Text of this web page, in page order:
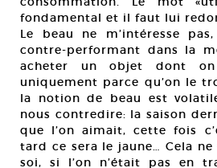
fondamental et il faut lui
Le beau ne m’intéresse
contre-performant dans la
acheter un objet dont on
uniquement parce qu’on le
la notion de beau est
nous contredire: la saison
que l’on aimait, cette fois
tard ce sera le jaune… Cela
soi, si l’on n’était pas en